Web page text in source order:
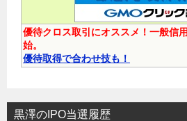
優待クロス取引にオススメ！一般信
始。
優待取得で合わせ技も！
黒澤のIPO当選履歴